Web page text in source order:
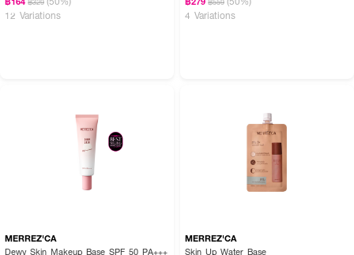
12 Variations
4 Variations
MERREZ'CA
Dewy Skin Makeup Base SPF 50 PA+++
MERREZ'CA
Skin Up Water Base